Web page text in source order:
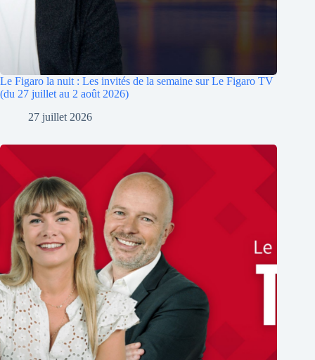
Le Figaro la nuit : Les invités de la semaine sur Le Figaro TV
(du 27 juillet au 2 août 2026)
27 juillet 2026